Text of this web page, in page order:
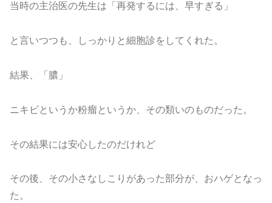
当時の主治医の先生は「再発するには、早すぎる」
と言いつつも、しっかりと細胞診をしてくれた。
結果、「膿」
ニキビというか粉瘤というか、その類いのものだった。
その結果には安心したのだけれど
その後、その小さなしこりがあった部分が、おハゲとなっ
た。